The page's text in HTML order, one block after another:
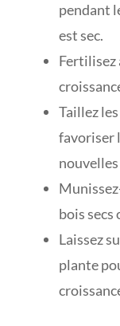
pendant
est sec.
Fertilisez
Taillez
favoriser
bois secs
Laissez
plante